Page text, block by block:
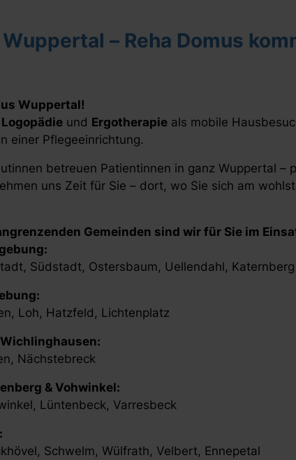
– Reha Domus
Wuppertal!
Logopädie und Ergotherapie als mobile
einer Pflegeeinrichtung.
betreuen Patientinnen in ganz Wuppertal –
uns Zeit für Sie – dort, wo Sie sich am
Gemeinden sind wir für Sie im
Südstadt, Ostersbaum, Uellendahl, Katernberg
Loh, Hatzfeld, Lichtenplatz
Nächstebreck
& Vohwinkel:
Lüntenbeck, Varresbeck
Schwelm, Wülfrath, Velbert, Ennepetal